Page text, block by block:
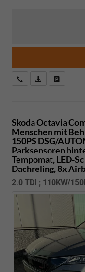
Kostenloser Rückruf-
PDF-Datei,
Skoda Octavia
Menschen mit
150PS DSG/
Parksensoren
Tempomat, LED-
Dachreling, 8x
2.0 TDI ; 110KW/